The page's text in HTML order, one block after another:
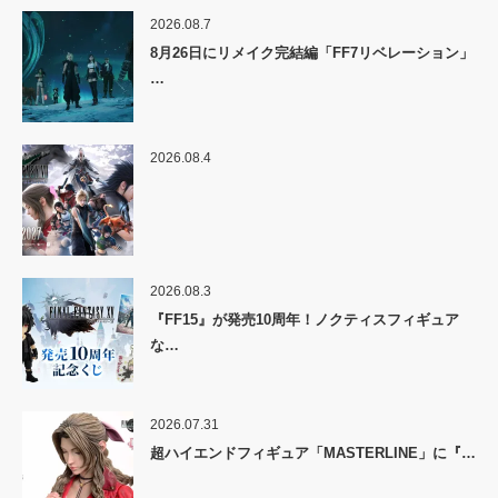
2026.08.7
8月26日にリメイク完結編「FF7リベレーション」
…
2026.08.4
2026.08.3
『FF15』が発売10周年！ノクティスフィギュア
な…
2026.07.31
超ハイエンドフィギュア「MASTERLINE」に『…